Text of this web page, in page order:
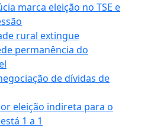
marca eleição no TSE e
rural extingue
permanência do
de dívidas de
eleição indireta para o
1 a 1